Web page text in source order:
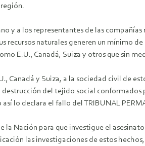
y a los representantes de las
recursos naturales generen un mínimo
E.U., Canadá, Suiza y otros que sin
Canadá y Suiza, a la sociedad civil de
del tejido social
lo declara el fallo del TRIBUNAL
la Nación para que investigue el
las investigaciones de estos